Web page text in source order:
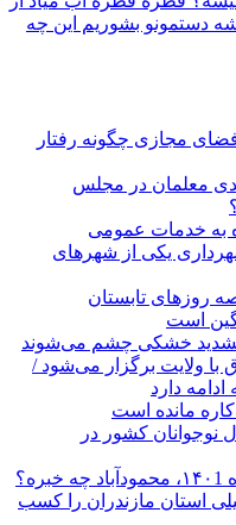
دستمونو بشوریم این چه
مجازی چگونه رفتار
معلمان در مجلس
به خدمات عمومی
یکی از شهرهای
روزهای تابستان
است
با ولایت برگزار می‌شود /
دارد
نوجوانان کشور در
استان مازندران را کسب